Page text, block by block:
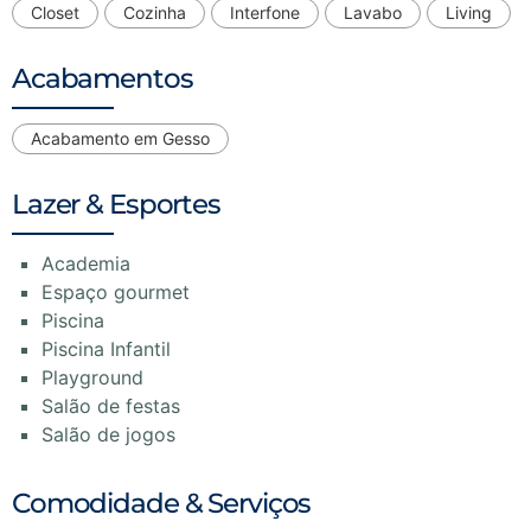
Closet
Cozinha Interfone Lavabo Living
Acabamentos
Acabamento em Gesso
Lazer & Esportes
Academia
Espaço gourmet
Piscina
Piscina Infantil
Playground
Salão de festas
Salão de jogos
Comodidade & Serviços